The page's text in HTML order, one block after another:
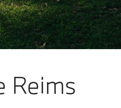
Reims